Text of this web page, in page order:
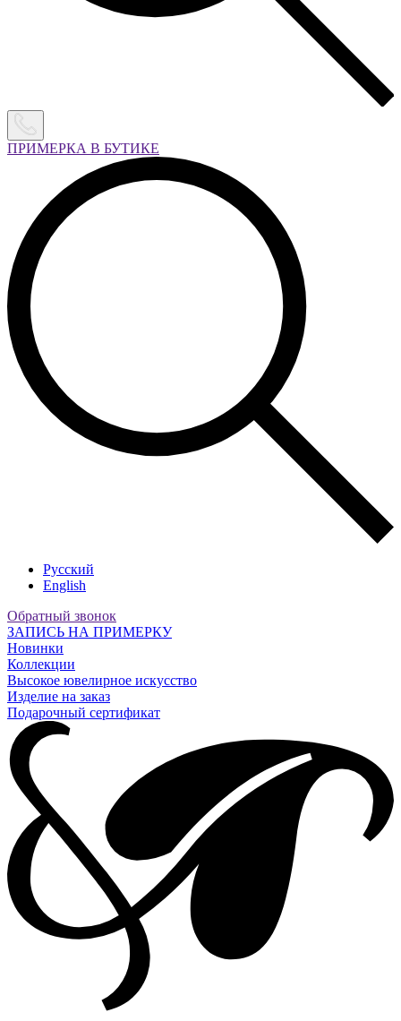
ПРИМЕРКА В БУТИКЕ
Русский
English
Обратный звонок
ЗАПИСЬ НА ПРИМЕРКУ
Новинки
Коллекции
Высокое ювелирное искусство
Изделие на заказ
Подарочный сертификат